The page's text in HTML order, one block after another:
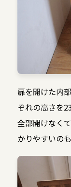
扉を開けた内
ぞれの高さを
全部開けなく
かりやすいの